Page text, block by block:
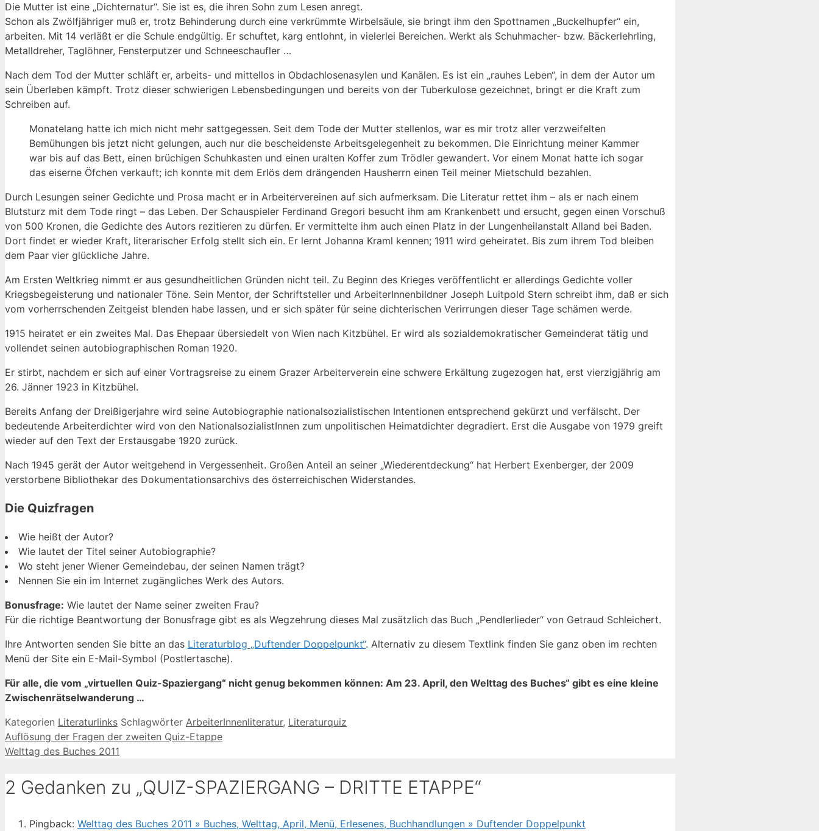
Die Mutter ist eine „Dichternatur“. Sie ist es, die ihren Sohn zum Lesen anregt.
Schon als Zwölfjähriger muß er, trotz Behinderung durch eine verkrümmte Wirbelsäule, sie bringt ihm den Spottnamen „Buckelhupfer“ ein,
arbeiten. Mit 14 verläßt er die Schule endgültig. Er schuftet, karg entlohnt, in vielerlei Bereichen. Werkt als Schuhmacher- bzw. Bäckerlehrling,
Metalldreher, Taglöhner, Fensterputzer und Schneeschaufler …
Nach dem Tod der Mutter schläft er, arbeits- und mittellos in Obdachlosenasylen und Kanälen. Es ist ein „rauhes Leben“, in dem der Autor um
sein Überleben kämpft. Trotz dieser schwierigen Lebensbedingungen und bereits von der Tuberkulose gezeichnet, bringt er die Kraft zum
Schreiben auf.
Monatelang hatte ich mich nicht mehr sattgegessen. Seit dem Tode der Mutter stellenlos, war es mir trotz aller verzweifelten
Bemühungen bis jetzt nicht gelungen, auch nur die bescheidenste Arbeitsgelegenheit zu bekommen. Die Einrichtung meiner Kammer
war bis auf das Bett, einen brüchigen Schuhkasten und einen uralten Koffer zum Trödler gewandert. Vor einem Monat hatte ich sogar
das eiserne Öfchen verkauft; ich konnte mit dem Erlös dem drängenden Hausherrn einen Teil meiner Mietschuld bezahlen.
Durch Lesungen seiner Gedichte und Prosa macht er in Arbeitervereinen auf sich aufmerksam. Die Literatur rettet ihm – als er nach einem
Blutsturz mit dem Tode ringt – das Leben. Der Schauspieler Ferdinand Gregori besucht ihm am Krankenbett und ersucht, gegen einen Vorschuß
von 500 Kronen, die Gedichte des Autors rezitieren zu dürfen. Er vermittelte ihm auch einen Platz in der Lungenheilanstalt Alland bei Baden.
Dort findet er wieder Kraft, literarischer Erfolg stellt sich ein. Er lernt Johanna Kraml kennen; 1911 wird geheiratet. Bis zum ihrem Tod bleiben
dem Paar vier glückliche Jahre.
Am Ersten Weltkrieg nimmt er aus gesundheitlichen Gründen nicht teil. Zu Beginn des Krieges veröffentlicht er allerdings Gedichte voller
Kriegsbegeisterung und nationaler Töne. Sein Mentor, der Schriftsteller und ArbeiterInnenbildner Joseph Luitpold Stern schreibt ihm, daß er sich
vom vorherrschenden Zeitgeist blenden habe lassen, und er sich später für seine dichterischen Verirrungen dieser Tage schämen werde.
1915 heiratet er ein zweites Mal. Das Ehepaar übersiedelt von Wien nach Kitzbühel. Er wird als sozialdemokratischer Gemeinderat tätig und
vollendet seinen autobiographischen Roman 1920.
Er stirbt, nachdem er sich auf einer Vortragsreise zu einem Grazer Arbeiterverein eine schwere Erkältung zugezogen hat, erst vierzigjährig am
26. Jänner 1923 in Kitzbühel.
Bereits Anfang der Dreißigerjahre wird seine Autobiographie nationalsozialistischen Intentionen entsprechend gekürzt und verfälscht. Der
bedeutende Arbeiterdichter wird von den NationalsozialistInnen zum unpolitischen Heimatdichter degradiert. Erst die Ausgabe von 1979 greift
wieder auf den Text der Erstausgabe 1920 zurück.
Nach 1945 gerät der Autor weitgehend in Vergessenheit. Großen Anteil an seiner „Wiederentdeckung“ hat Herbert Exenberger, der 2009
verstorbene Bibliothekar des Dokumentationsarchivs des österreichischen Widerstandes.
Die Quizfragen
Wie heißt der Autor?
Wie lautet der Titel seiner Autobiographie?
Wo steht jener Wiener Gemeindebau, der seinen Namen trägt?
Nennen Sie ein im Internet zugängliches Werk des Autors.
Bonusfrage: Wie lautet der Name seiner zweiten Frau?
Für die richtige Beantwortung der Bonusfrage gibt es als Wegzehrung dieses Mal zusätzlich das Buch „Pendlerlieder“ von Getraud Schleichert.
Ihre Antworten senden Sie bitte an das Literaturblog „Duftender Doppelpunkt“. Alternativ zu diesem Textlink finden Sie ganz oben im rechten
Menü der Site ein E-Mail-Symbol (Postlertasche).
Für alle, die vom „virtuellen Quiz-Spaziergang“ nicht genug bekommen können: Am 23. April, den Welttag des Buches“ gibt es eine kleine
Zwischenrätselwanderung …
Kategorien Literaturlinks Schlagwörter ArbeiterInnenliteratur, Literaturquiz
Auflösung der Fragen der zweiten Quiz-Etappe
Welttag des Buches 2011
2 Gedanken zu „QUIZ-SPAZIERGANG – DRITTE ETAPPE“
Pingback: Welttag des Buches 2011 » Buches, Welttag, April, Menü, Erlesenes, Buchhandlungen » Duftender Doppelpunkt